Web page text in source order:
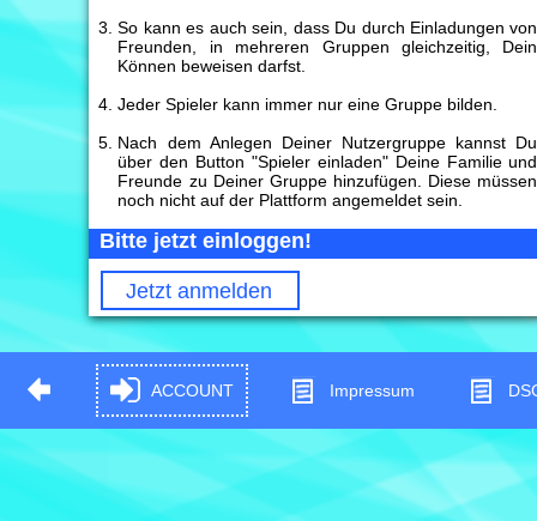
So kann es auch sein, dass Du durch Einladungen von
Freunden, in mehreren Gruppen gleichzeitig, Dein
Können beweisen darfst.
Jeder Spieler kann immer nur eine Gruppe bilden.
Nach dem Anlegen Deiner Nutzergruppe kannst Du
über den Button "Spieler einladen" Deine Familie und
Freunde zu Deiner Gruppe hinzufügen. Diese müssen
noch nicht auf der Plattform angemeldet sein.
Bitte jetzt einloggen!
Jetzt anmelden
ACCOUNT Impressum